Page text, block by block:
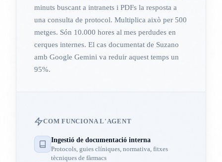
minuts buscant a intranets i PDFs la resposta a
una consulta de protocol. Multiplica això per 500
metges. Són 10.000 hores al mes perdudes en
cerques internes. El cas documentat de Suzano
amb Google Gemini va reduir aquest temps un
95%.
COM FUNCIONA L'AGENT
Ingestió de documentació interna
Protocols, guies clíniques, normativa, fitxes
tècniques de fàrmacs